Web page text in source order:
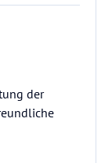
der